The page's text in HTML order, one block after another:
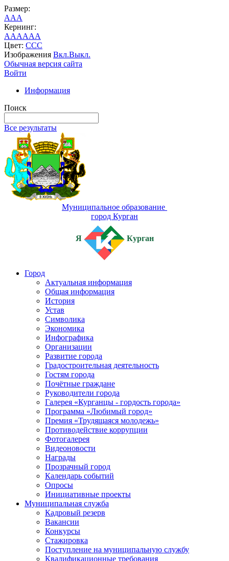
Размер:
AAA
Кернинг:
AAAAAA
Цвет: CCC
Изображения Вкл.Выкл.
Обычная версия сайта
Войти
Информация
Поиск
Все результаты
Муниципальное образование
город Курган
Я Курган
Город
Актуальная информация
Общая информация
История
Устав
Символика
Экономика
Инфографика
Организации
Развитие города
Градостроительная деятельность
Гостям города
Почётные граждане
Руководители города
Галерея «Курганцы - гордость города»
Программа «Любимый город»
Премия «Трудящаяся молодежь»
Противодействие коррупции
Фотогалерея
Видеоновости
Награды
Прозрачный город
Календарь событий
Опросы
Инициативные проекты
Муниципальная служба
Кадровый резерв
Вакансии
Конкурсы
Стажировка
Поступление на муниципальную службу
Квалификационные требования